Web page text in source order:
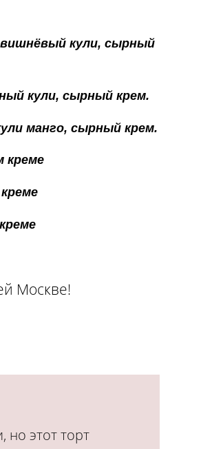
кули, сырный
кули, сырный крем.
манго, сырный крем.
креме
Москве!
но этот торт